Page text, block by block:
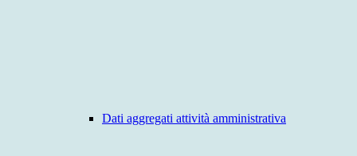
Dati aggregati attività amministrativa